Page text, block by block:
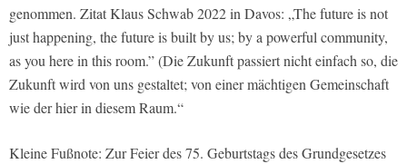
genommen. Zitat Klaus Schwab 2022 in Davos: „The future is not
just happening, the future is built by us; by a powerful community,
as you here in this room.” (Die Zukunft passiert nicht einfach so, die
Zukunft wird von uns gestaltet; von einer mächtigen Gemeinschaft
wie der hier in diesem Raum.“
Kleine Fußnote: Zur Feier des 75. Geburtstags des Grundgesetzes